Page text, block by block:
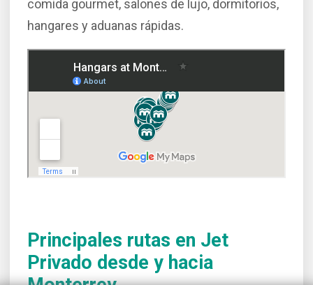
comida gourmet, salones de lujo, dormitorios,
hangares y aduanas rápidas.
Principales rutas en Jet
Privado desde y hacia